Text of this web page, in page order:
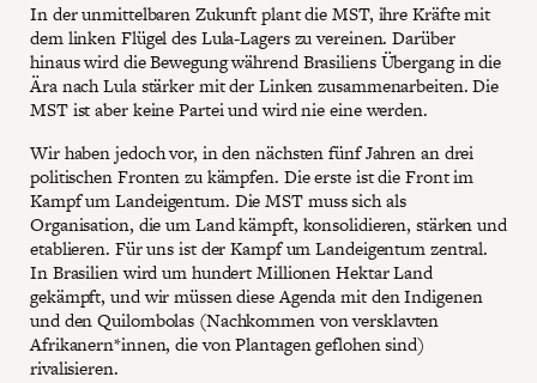
In der unmittelbaren Zukunft plant die MST, ihre Kräfte mit
dem linken Flügel des Lula-Lagers zu vereinen. Darüber
hinaus wird die Bewegung während Brasiliens Übergang in die
Ära nach Lula stärker mit der Linken zusammenarbeiten. Die
MST ist aber keine Partei und wird nie eine werden.
Wir haben jedoch vor, in den nächsten fünf Jahren an drei
politischen Fronten zu kämpfen. Die erste ist die Front im
Kampf um Landeigentum. Die MST muss sich als
Organisation, die um Land kämpft, konsolidieren, stärken und
etablieren. Für uns ist der Kampf um Landeigentum zentral.
In Brasilien wird um hundert Millionen Hektar Land
gekämpft, und wir müssen diese Agenda mit den Indigenen
und den Quilombolas (Nachkommen von versklavten
Afrikanern*innen, die von Plantagen geflohen sind)
rivalisieren.